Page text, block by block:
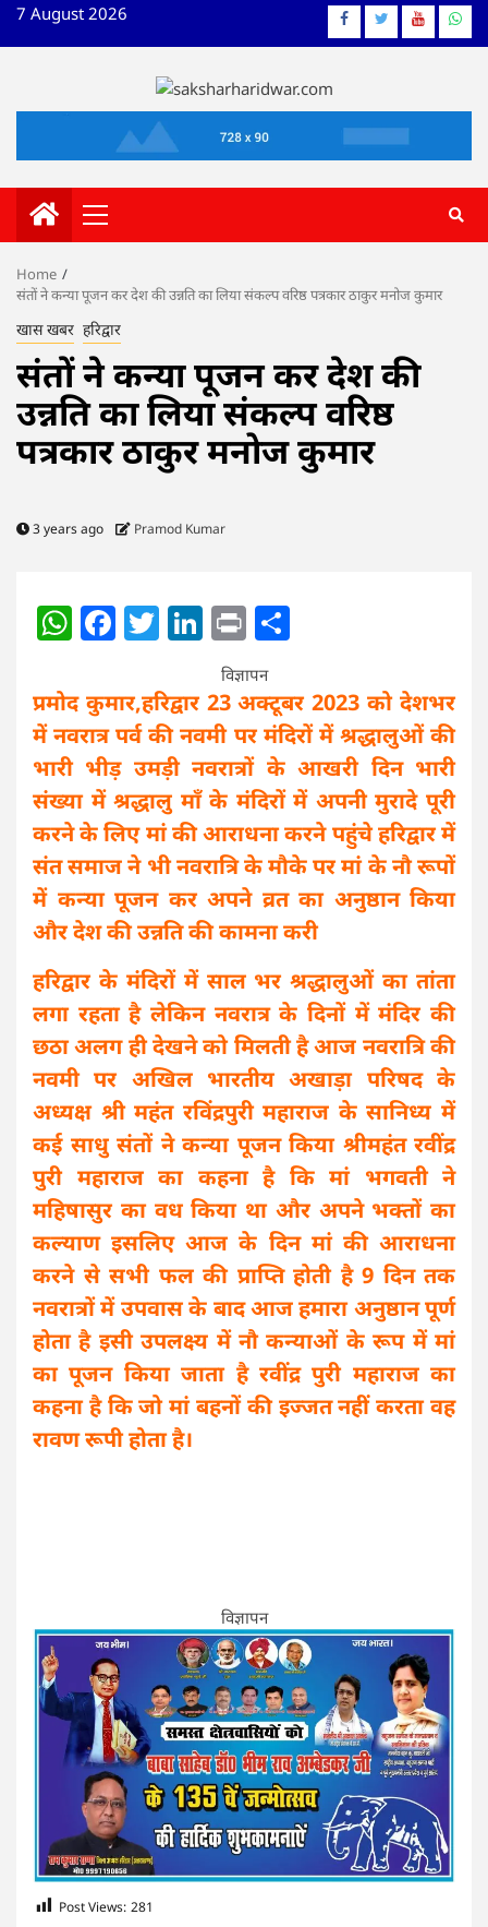
Skip7 August 2026 Facebook
TwitterYouTube
Primary
Menu
Home
संतों ने कन्या पूजन कर देश की उन्नति का लिया संकल्प वरिष्ठ पत्रकार ठाकुर मनोज कुमार
खास खबर हरिद्वार
संतों ने कन्या पूजन कर देश की
उन्नति का लिया संकल्प वरिष्ठ
पत्रकार ठाकुर मनोज कुमार
3 years ago Pramod Kumar
WhatsApp
Facebook
Twitter
LinkedIn
Print
विज्ञापन
प्रमोद कुमार,हरिद्वार 23 अक्टूबर 2023 को देशभर
में नवरात्र पर्व की नवमी पर मंदिरों में श्रद्धालुओं की
भारी भीड़ उमड़ी नवरात्रों के आखरी दिन भारी
संख्या में श्रद्धालु माँ के मंदिरों में अपनी मुरादे पूरी
करने के लिए मां की आराधना करने पहुंचे हरिद्वार में
संत समाज ने भी नवरात्रि के मौके पर मां के नौ रूपों
में कन्या पूजन कर अपने व्रत का अनुष्ठान किया
और देश की उन्नति की कामना करी
हरिद्वार के मंदिरों में साल भर श्रद्धालुओं का तांता
लगा रहता है लेकिन नवरात्र के दिनों में मंदिर की
छठा अलग ही देखने को मिलती है आज नवरात्रि की
नवमी पर अखिल भारतीय अखाड़ा परिषद के
अध्यक्ष श्री महंत रविंद्रपुरी महाराज के सानिध्य में
कई साधु संतों ने कन्या पूजन किया श्रीमहंत रवींद्र
पुरी महाराज का कहना है कि मां भगवती ने
महिषासुर का वध किया था और अपने भक्तों का
कल्याण इसलिए आज के दिन मां की आराधना
करने से सभी फल की प्राप्ति होती है 9 दिन तक
नवरात्रों में उपवास के बाद आज हमारा अनुष्ठान पूर्ण
होता है इसी उपलक्ष्य में नौ कन्याओं के रूप में मां
का पूजन किया जाता है रवींद्र पुरी महाराज का
कहना है कि जो मां बहनों की इज्जत नहीं करता वह
रावण रूपी होता है।
विज्ञापन
Post Views: 281